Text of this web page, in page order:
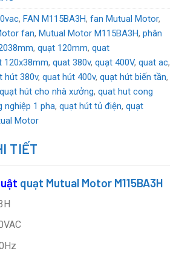
, FAN M115BA3H, fan Mutual Motor,
fan, Mutual Motor M115BA3H, phân
, quạt 120mm, quat
120x38mm, quat 380v, quạt 400V, quat ac,
hút 380v, quat hút 400v, quạt hút biến tần,
quạt hút cho nhà xưởng, quat hut cong
nghiệp 1 pha, quạt hút tủ điện, quạt
Motor
TIẾT
quạt Mutual Motor M115BA3H